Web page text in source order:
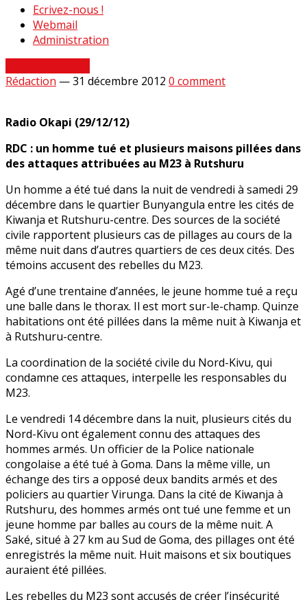
Ecrivez-nous !
Webmail
Administration
Rédaction —31 décembre 2012 0 comment
Radio Okapi (29/12/12)
RDC : un homme tué et plusieurs maisons pillées dans
des attaques attribuées au M23 à Rutshuru
Un homme a été tué dans la nuit de vendredi à samedi 29
décembre dans le quartier Bunyangula entre les cités de
Kiwanja et Rutshuru-centre. Des sources de la société
civile rapportent plusieurs cas de pillages au cours de la
même nuit dans d’autres quartiers de ces deux cités. Des
témoins accusent des rebelles du M23.
Agé d’une trentaine d’années, le jeune homme tué a reçu
une balle dans le thorax. Il est mort sur-le-champ. Quinze
habitations ont été pillées dans la même nuit à Kiwanja et
à Rutshuru-centre.
La coordination de la société civile du Nord-Kivu, qui
condamne ces attaques, interpelle les responsables du
M23.
Le vendredi 14 décembre dans la nuit, plusieurs cités du
Nord-Kivu ont également connu des attaques des
hommes armés. Un officier de la Police nationale
congolaise a été tué à Goma. Dans la même ville, un
échange des tirs a opposé deux bandits armés et des
policiers au quartier Virunga. Dans la cité de Kiwanja à
Rutshuru, des hommes armés ont tué une femme et un
jeune homme par balles au cours de la même nuit. A
Saké, situé à 27 km au Sud de Goma, des pillages ont été
enregistrés la même nuit. Huit maisons et six boutiques
auraient été pillées.
Les rebelles du M23 sont accusés de créer l’insécurité